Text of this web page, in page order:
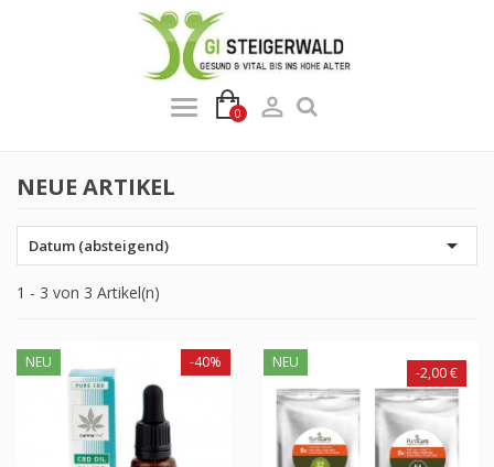
0 
NEUE ARTIKEL
Datum (absteigend) 
1 - 3 von 3 Artikel(n)
NEU -40% NEU
-2,00 €